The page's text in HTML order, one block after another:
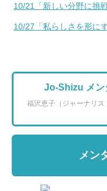
10/21「新しい分野に挑
10/27「私らしさを形に
Jo-Shizu メン
福沢恵子（ジャーナリ
メン